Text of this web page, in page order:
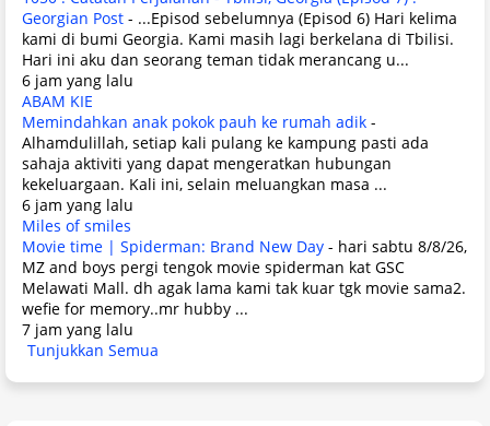
Georgian Post - ...Episod sebelumnya (Episod 6) Hari kelima
kami di bumi Georgia. Kami masih lagi berkelana di Tbilisi.
Hari ini aku dan seorang teman tidak merancang u...
6 jam yang lalu
ABAM KIE
Memindahkan anak pokok pauh ke rumah adik -
Alhamdulillah, setiap kali pulang ke kampung pasti ada
sahaja aktiviti yang dapat mengeratkan hubungan
kekeluargaan. Kali ini, selain meluangkan masa ...
6 jam yang lalu
Miles of smiles
Movie time | Spiderman: Brand New Day - hari sabtu 8/8/26,
MZ and boys pergi tengok movie spiderman kat GSC
Melawati Mall. dh agak lama kami tak kuar tgk movie sama2.
wefie for memory..mr hubby ...
7 jam yang lalu
Tunjukkan Semua